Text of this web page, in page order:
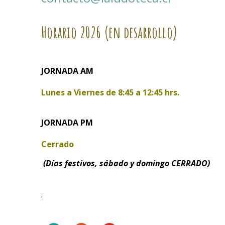
Horario 2026 (en desarrollo)
JORNADA AM
Lunes a Viernes de 8:45 a 12:45 hrs.
JORNADA PM
Cerrado
(Días festivos, sábado y domingo CERRADO)
.